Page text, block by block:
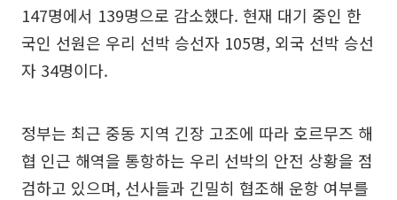
147명에서 139명으로 감소했다. 현재 대기 중인 한
국인 선원은 우리 선박 승선자 105명, 외국 선박 승선
자 34명이다.
정부는 최근 중동 지역 긴장 고조에 따라 호르무즈 해
협 인근 해역을 통항하는 우리 선박의 안전 상황을 점
검하고 있으며, 선사들과 긴밀히 협조해 운항 여부를